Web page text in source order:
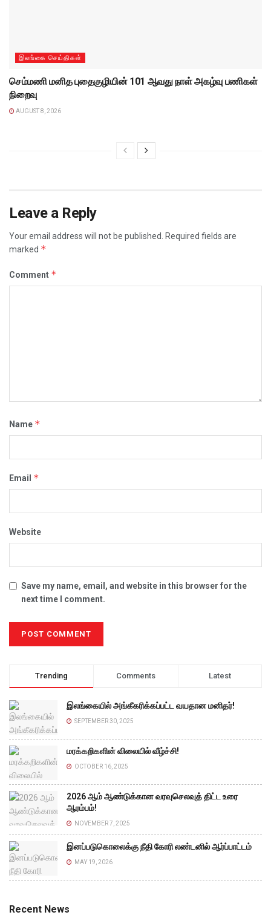
இலங்கை செய்திகள்
செம்மணி மனித புதைகுழியின் 101 ஆவது நாள் அகழ்வு பணிகள்
நிறைவு
AUGUST 8, 2026
Leave a Reply
Your email address will not be published.
Required fields are
marked *
Comment *
Name *
Email *
Website
Save my name, email, and website in this browser for the
next time I comment.
Trending Comments Latest
இலங்கையில் அங்கீகரிக்கப்பட்ட வயதான மனிதர்!
SEPTEMBER 30, 2025
மரக்கறிகளின் விலையில் வீழ்ச்சி!
OCTOBER 16, 2025
2026 ஆம் ஆண்டுக்கான வரவுசெலவுத் திட்ட உரை
ஆரம்பம்!
NOVEMBER 7, 2025
இனப்படுகொலைக்கு நீதி கோரி லண்டனில் ஆர்ப்பாட்டம்
MAY 19, 2026
Recent News